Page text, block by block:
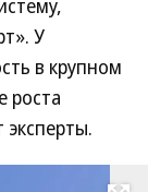
У
в крупном
роста